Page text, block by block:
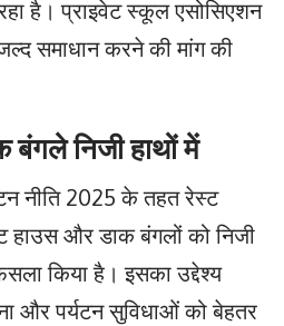
है। प्राइवेट स्कूल एसोसिएशन
समाधान करने की मांग की
निजी हाथों में
नीति 2025 के तहत रेस्ट
हाउस और डाक बंगलों को निजी
किया है। इसका उद्देश्य
और पर्यटन सुविधाओं को बेहतर